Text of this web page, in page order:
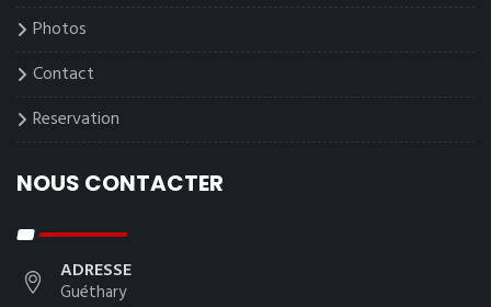
Photos
Contact
Reservation
NOUS CONTACTER
ADRESSE
Guéthary